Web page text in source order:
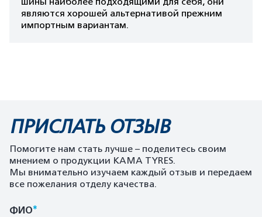
являются хорошей альтернативой прежним
импортным вариантам.
ПРИСЛАТЬ ОТЗЫВ
Помогите нам стать лучше – поделитесь своим
мнением о продукции KAMA TYRES.
Мы внимательно изучаем каждый отзыв и передаем
все пожелания отделу качества.
ФИО*